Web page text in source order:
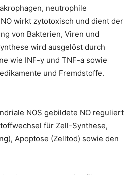
neutrophile
wirkt zytotoxisch und dient der
von Bakterien, Viren und
wird ausgelöst durch
wie INF-y und TNF-a sowie
und Fremdstoffe.
NOS gebildete NO reguliert
für Zell-Synthese,
Apoptose (Zelltod) sowie den